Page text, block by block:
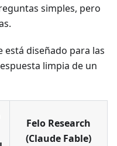
simples, pero
está diseñado para las
limpia de un
Felo Research
(Claude Fable)